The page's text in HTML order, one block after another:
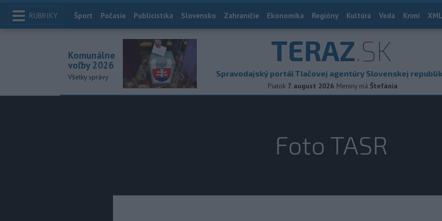
RUBRIKY Index
Šport Počasie Publicistika Slovensko Zahraničie Ekonomika Regióny Kultúra Veda Krimi
TERAZ.SK
Spravodajský portál Tlačovej agentúry Slovenskej
Piatok 7. august 2026 Meniny má Štefánia
Komunálne
voľby 2026
Všetky správy
Foto TASR